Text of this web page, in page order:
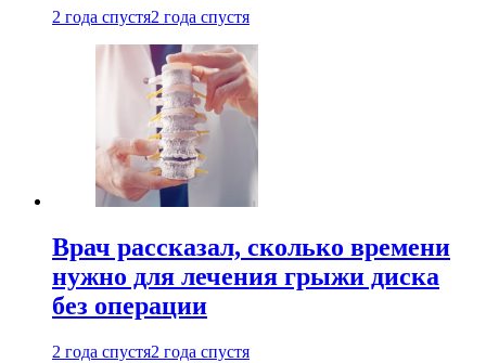
2 года спустя2 года спустя
Врач рассказал, сколько времени
нужно для лечения грыжи диска
без операции
2 года спустя2 года спустя